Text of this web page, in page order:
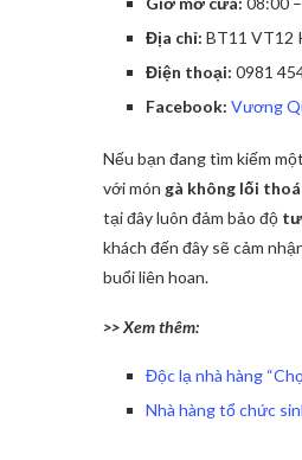
Địa chỉ: BT11 VT12
Điện thoại: 0981
Facebook: Vương
Nếu bạn đang tìm kiếm một
với món gà không lối
tại đây luôn đảm bảo độ
khách đến đây sẽ cảm
buổi liên hoan.
>> Xem thêm:
Độc lạ nhà hàng
Nhà hàng tổ chức